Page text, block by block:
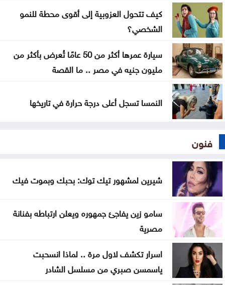
كيف تتحول العزوبية إلى أقوى محطة للنمو
الشخصي؟
سيارة عمرها أكثر من 50 عامًا تُعرض بأكثر من
مليون جنيه في مصر .. ما القصة
النمسا تسجل أعلى درجة حرارة في تاريخها
فنون
شيرين لمشهور تيك توك: بحبك وبموت فيك
سامو زين يفاجئ جمهوره ويعلن ارتباطه بفنانة
مصرية
اسرار تكشف لاول مرة .. لماذا انسحبت
ياسمسن صبري من مسلسل الشادر